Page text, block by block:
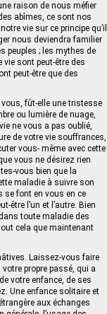
raison de nous méfier
abîmes, ce sont nos
vie sur ce principe qu’il
nous deviendra familier
peuples ; les mythes de
sont peut-être des
peut-être que des
fût-elle une tristesse
ou lumière de nuage,
ne vous a pas oublié,
de votre vie souffrances,
vous- même avec cette
vous ne désirez rien
vous bien que la
maladie à suivre son
se font en vous en ce
l’un et l’autre. Bien
toute maladie des
cela que maintenant
Laissez-vous faire
propre passé, qui a
votre enfance, de ses
Une enfance solitaire et
aux échanges